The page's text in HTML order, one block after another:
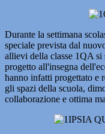
Durante la settimana
speciale prevista dal
allievi della classe 1QA
progetto all'insegna
hanno infatti progettato e
gli spazi della scuola,
collaborazione e ottima